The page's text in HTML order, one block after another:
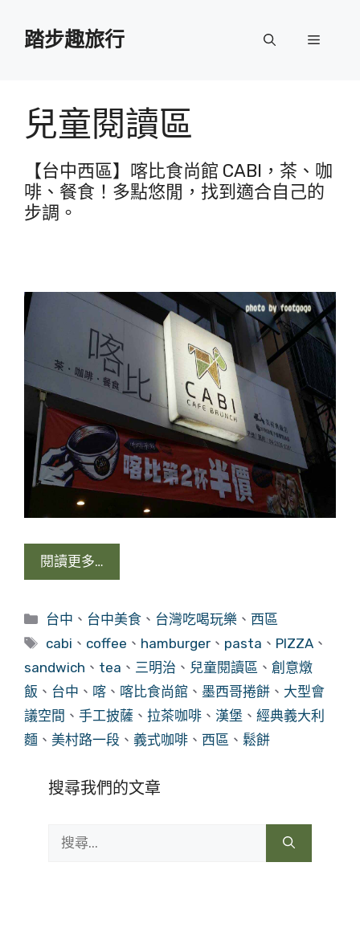
踏步趣旅行 選
兒童閱讀區
【台中西區】喀比食尚館 CABI，茶、咖
啡、餐食！多點悠閒，找到適合自己的
步調。
閱讀更多…
分
台中 、 台中美食 、 台灣吃喝玩樂 、 西區
標
籤
cabi 、 coffee 、 hamburger 、 pasta 、 PIZZA 、
sandwich 、 tea 、 三明治 、 兒童閱讀區 、 創意燉
飯 、 台中 、 喀 、 喀比食尚館 、 墨西哥捲餅 、 大型會
議空間 、 手工披薩 、 拉茶咖啡 、 漢堡 、 經典義大利
麵 、 美村路一段 、 義式咖啡 、 西區 、 鬆餅
搜尋我們的文章
尋: